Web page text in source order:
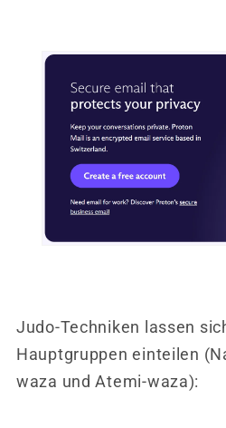
Judo-Techniken lassen
Hauptgruppen einteilen
waza und Atemi-waza):